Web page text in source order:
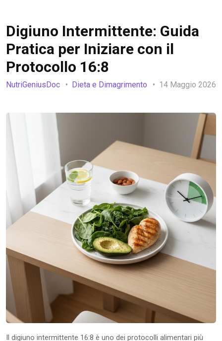
Digiuno Intermittente: Guida
Pratica per Iniziare con il
Protocollo 16:8
NutriGeniusDoc Dieta e Dimagrimento 14 Maggio 2026
Il digiuno intermittente 16:8 è uno dei protocolli alimentari più